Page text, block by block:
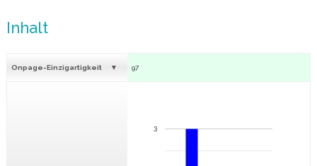
Inhalt
Onpage-Einzigartigkeit 97
3